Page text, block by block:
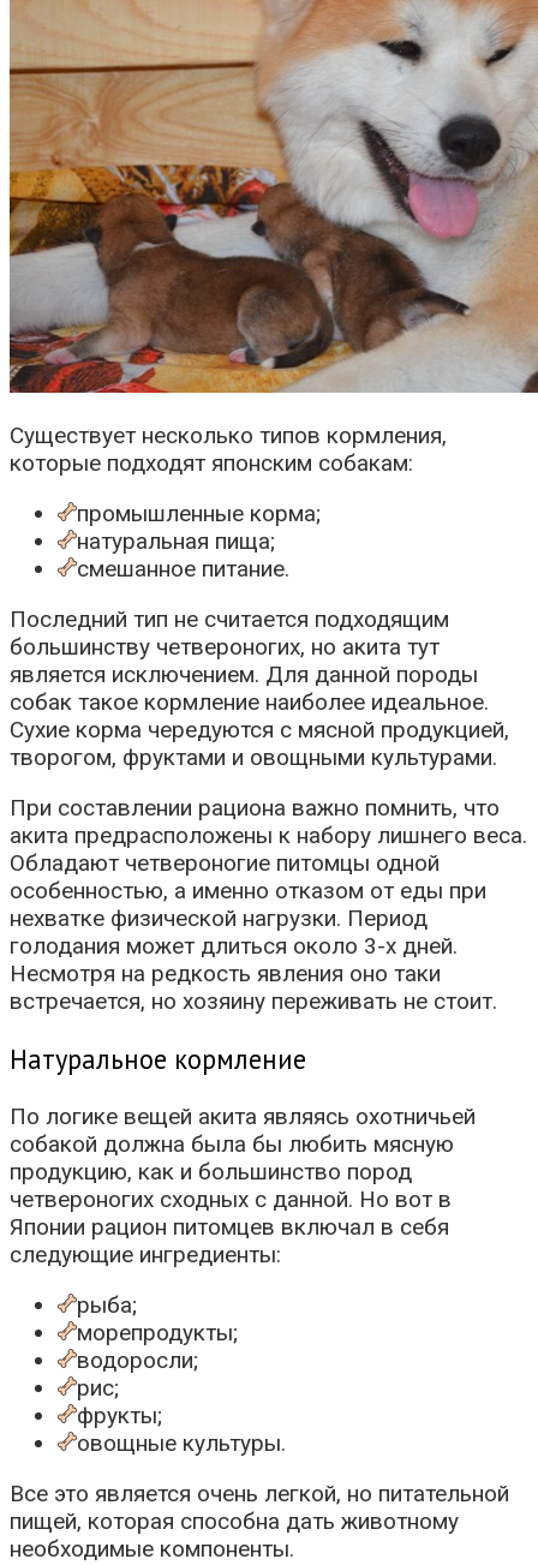
Существует несколько типов кормления,
которые подходят японским собакам:
промышленные корма;
натуральная пища;
смешанное питание.
Последний тип не считается подходящим
большинству четвероногих, но акита тут
является исключением. Для данной породы
собак такое кормление наиболее идеальное.
Сухие корма чередуются с мясной продукцией,
творогом, фруктами и овощными культурами.
При составлении рациона важно помнить, что
акита предрасположены к набору лишнего веса.
Обладают четвероногие питомцы одной
особенностью, а именно отказом от еды при
нехватке физической нагрузки. Период
голодания может длиться около 3-х дней.
Несмотря на редкость явления оно таки
встречается, но хозяину переживать не стоит.
Натуральное кормление
По логике вещей акита являясь охотничьей
собакой должна была бы любить мясную
продукцию, как и большинство пород
четвероногих сходных с данной. Но вот в
Японии рацион питомцев включал в себя
следующие ингредиенты:
рыба;
морепродукты;
водоросли;
рис;
фрукты;
овощные культуры.
Все это является очень легкой, но питательной
пищей, которая способна дать животному
необходимые компоненты.